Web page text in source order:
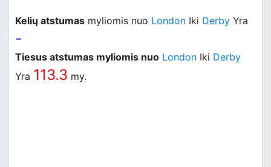
Kelių atstumas myliomis nuo London Iki Derby Yra
-
Tiesus atstumas myliomis nuo London Iki Derby
Yra 113.3 my.